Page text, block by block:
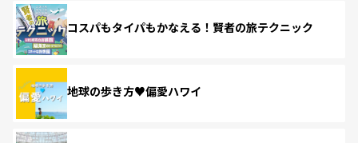
コスパもタイパもかなえる！賢者の旅テクニック
地球の歩き方♥偏愛ハワイ